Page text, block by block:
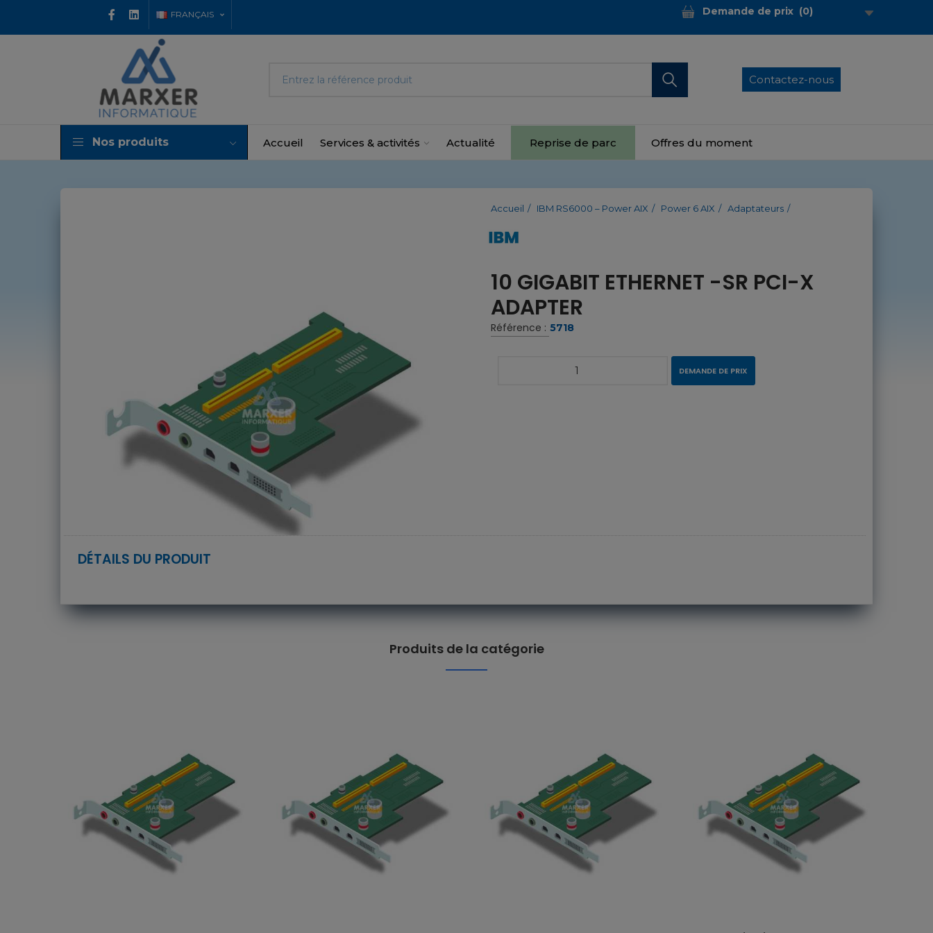
Demande de prix (0)
FRANÇAIS
Contactez-nous
Nos produits Accueil Services & activités Actualité Reprise de parc Offres du moment
Accueil IBM RS6000 – Power AIX Power 6 AIX Adaptateurs
10 GIGABIT ETHERNET -SR PCI-X
ADAPTER
Référence : 5718
DEMANDE DE PRIX
DÉTAILS DU PRODUIT
Produits de la catégorie